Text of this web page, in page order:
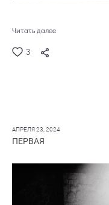
Читать далее
3
АПРЕЛЯ 23, 2024
ПЕРВАЯ